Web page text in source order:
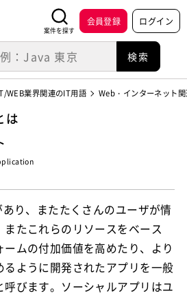
案件を探す
会員登録 ログイン
WEB業界関連のIT用語 Web・インターネット
は
り、またたくさんのユーザが情
たこれらのリソースをベース
ムの付加価値を高めたり、より
ように開発されたアプリを一般
呼びます。ソーシャルアプリはユ